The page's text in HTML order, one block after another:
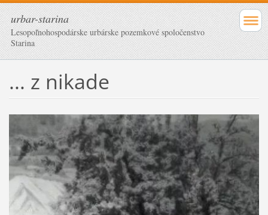
urbar-starina
Lesopoľnohospodárske urbárske pozemkové spoločenstvo
Starina
... z nikade